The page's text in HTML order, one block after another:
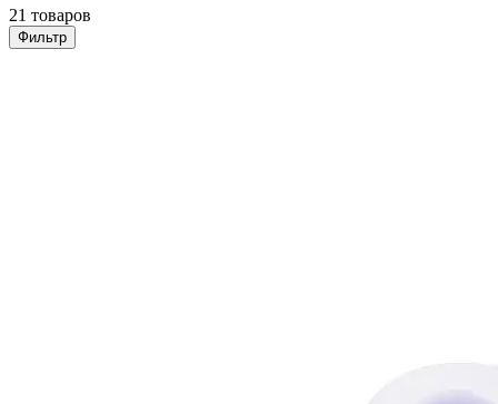
21 товаров
Фильтр